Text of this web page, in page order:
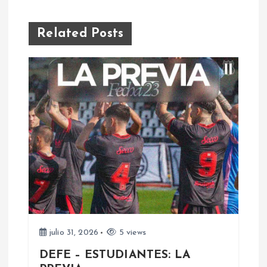
a
c
ó
n
d
Related Posts
julio 31, 2026 5 views
DEFE – ESTUDIANTES: LA